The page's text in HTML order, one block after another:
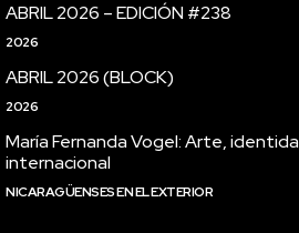
ABRIL 2026 – EDICIÓN #238
2026
ABRIL 2026 (BLOCK)
2026
María Fernanda Vogel: Arte,
internacional
NICARAGÜENSES EN EL EXTERIOR